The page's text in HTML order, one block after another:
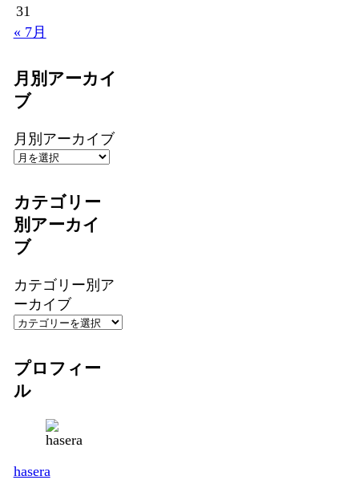
31
« 7月
月別アーカイ
ブ
月別アーカイブ
カテゴリー
別アーカイ
ブ
カテゴリー別ア
ーカイブ
プロフィー
ル
hasera